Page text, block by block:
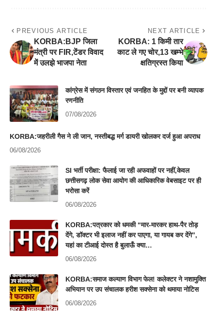
PREVIOUS ARTICLE
KORBA:BJP जिला
मंत्री पर FIR,टेंडर विवाद
में उलझे भाजपा नेता
NEXT ARTICLE
KORBA: 1 किमी तार
काट ले गए चोर,13 खम्भे
क्षतिग्रस्त किया
कांग्रेस में संगठन विस्तार एवं जनहित के मुद्दों पर बनी व्यापक
रणनीति
07/08/2026
KORBA:जहरीली गैस ने ली जान, नस्तीबद्ध मर्ग डायरी खोलकर दर्ज हुआ अपराध
06/08/2026
SI भर्ती परीक्षा: फैलाई जा रही अफवाहों पर नहीं,केवल
छत्तीसगढ़ लोक सेवा आयोग की आधिकारिक वेबसाइट पर ही
भरोसा करें
06/08/2026
KORBA:पत्रकार को धमकी “मार-मारकर हाथ-पैर तोड़
देंगे, डॉक्टर भी इलाज नहीं कर पाएगा, या गायब कर देंगे”,
यहां का टीआई दोस्त है बुलाऊँ क्या…
06/08/2026
KORBA:समाज कल्याण विभाग फेल! कलेक्टर ने नशामुक्ति
अभियान पर उप संचालक हरीश सक्सेना को थमाया नोटिस
06/08/2026